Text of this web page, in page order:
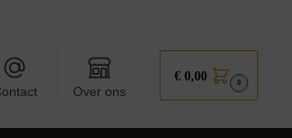
Over ons
€ 0,00 0